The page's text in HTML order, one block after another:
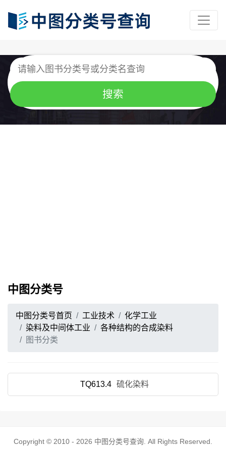
中图分类号
中图分类号首页 工业技术
化学工业
染料及中间体工业
各种结构的合成染料
图书分类
TQ613.4 硫化染料
Copyright © 2010 - 2026 中图分类号查询 . All Rights Reserved.